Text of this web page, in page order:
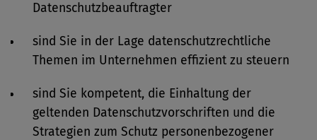
Datenschutzbeauftragter
sind Sie in der Lage datenschutzrechtliche
Themen im Unternehmen effizient zu steuern
sind Sie kompetent, die Einhaltung der
geltenden Datenschutzvorschriften und die
Strategien zum Schutz personenbezogener